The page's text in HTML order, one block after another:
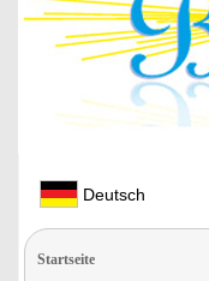
Deutsch
Startseite